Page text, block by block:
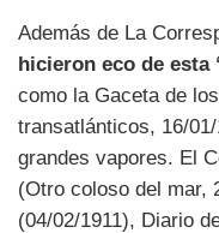
Además de La
hicieron eco de esta
como la Gaceta de
transatlánticos, 16/
grandes vapores. El
(Otro coloso del mar,
(04/02/1911), Diario